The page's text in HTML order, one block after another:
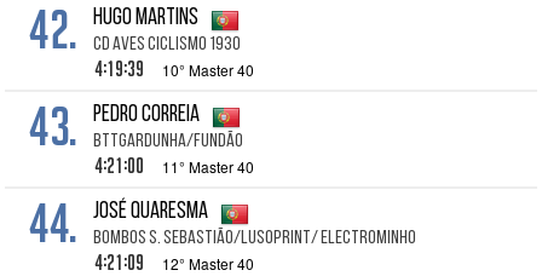
42. Hugo Martins
Cd Aves Ciclismo 1930
4:19:39 10° Master 40
43. Pedro Correia
BTTGARDUNHA/FUNDÃO
4:21:00 11° Master 40
44. José Quaresma
Bombos S. Sebastião/LusoPrint/ ElectroMinho
4:21:09 12° Master 40